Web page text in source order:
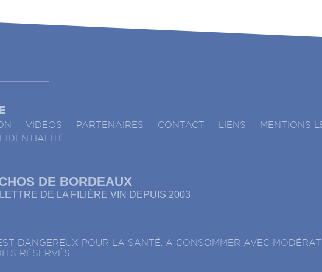
VIDÉOS PARTENAIRES CONTACT LIENS
MENTIONS
DE BORDEAUX
DE LA FILIÈRE VIN DEPUIS 2003
DANGEREUX POUR LA SANTÉ. A CONSOMMER AVEC
RÉSERVÉS